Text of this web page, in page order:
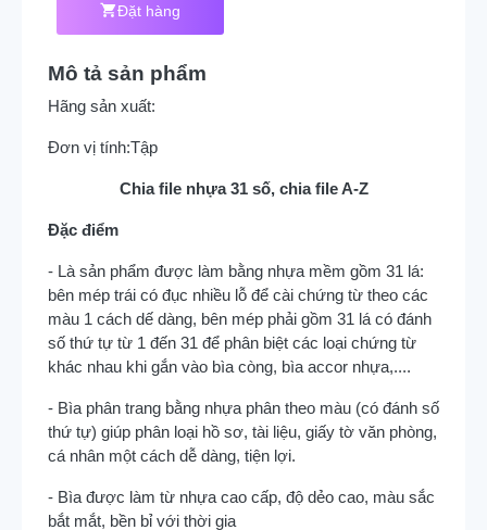
Đặt hàng
Mô tả sản phẩm
Hãng sản xuất:
Đơn vị tính:Tập
Chia file nhựa 31 số, chia file A-Z
Đặc điểm
- Là sản phẩm được làm bằng nhựa mềm gồm 31 lá:
bên mép trái có đục nhiều lỗ để cài chứng từ theo các
màu 1 cách dế dàng, bên mép phải gồm 31 lá có đánh
số thứ tự từ 1 đến 31 để phân biệt các loại chứng từ
khác nhau khi gắn vào bìa còng, bìa accor nhựa,....
- Bìa phân trang bằng nhựa phân theo màu (có đánh số
thứ tự) giúp phân loại hồ sơ, tài liệu, giấy tờ văn phòng,
cá nhân một cách dễ dàng, tiện lợi.
- Bìa được làm từ nhựa cao cấp, độ dẻo cao, màu sắc
bắt mắt, bền bỉ với thời gia